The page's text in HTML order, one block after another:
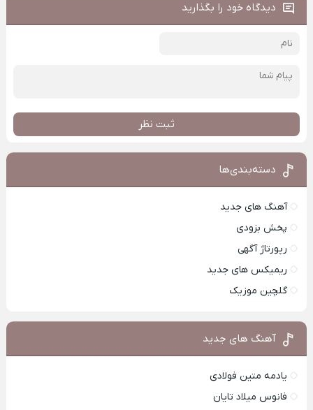
دیدگاه خود را بگذارید
ثبت نظر
دسته‌بندی‌ها
آهنگ های جدید
پخش بزودی
رپورتاژ آگهی
ریمیکس های جدید
گلچین موزیک
آهنگ های جدید
یادمه متین فولادی
فانوس میلاد تایان